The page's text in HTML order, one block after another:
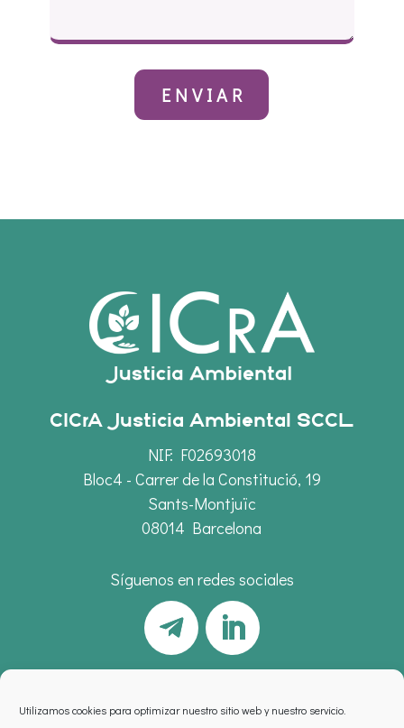
Utilizamos cookies para optimizar nuestro sitio web y nuestro servicio.
CICrA Justicia Ambiental SCCL
NIF: F02693018
Bloc4 - Carrer de la Constitució, 19
Sants-Montjuïc
08014 Barcelona
Síguenos en redes sociales